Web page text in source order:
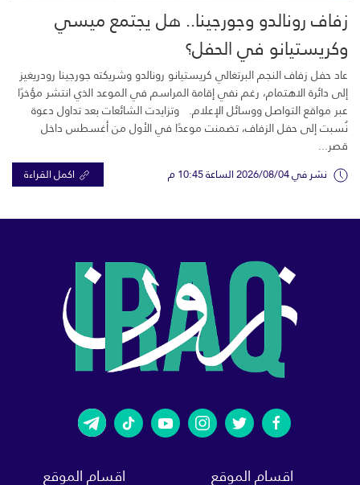
زفاف رونالدو وجورجينا.. هل يجتمع ميسي
وكريستيانو في الحفل؟
عاد حفل زفاف النجم البرتغالي كريستيانو رونالدو وشريكته جورجينا رودريغيز
إلى دائرة الاهتمام، رغم نفي إقامة المراسم في الموعد الذي انتشر مؤخرًا
عبر مواقع التواصل ووسائل الإعلام. وتزايدت الشائعات بعد تداول دعوة
نُسبت إلى حفل الزفاف، تضمنت موعدًا في الأول من أغسطس داخل
قصر...
نشر في 2026/08/04 الساعة 10:45 م اكمل القراءة
اقسام الموقع اقسام الموقع